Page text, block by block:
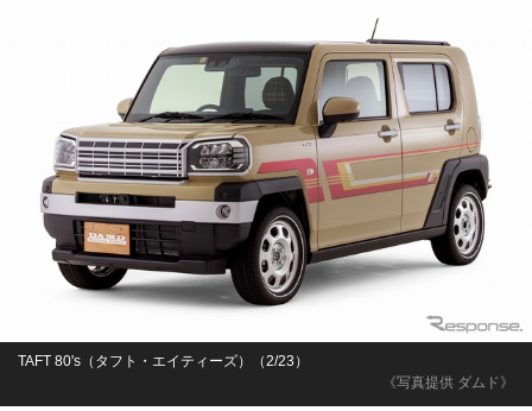
《写真提供 ダムド》
TAFT 80's（タフト・エイティーズ）（2/23）